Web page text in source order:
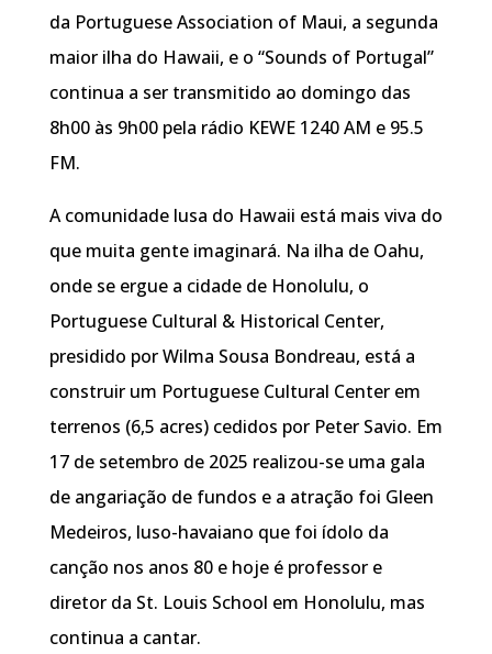
da Portuguese Association of Maui, a segunda
maior ilha do Hawaii, e o “Sounds of Portugal”
continua a ser transmitido ao domingo das
8h00 às 9h00 pela rádio KEWE 1240 AM e 95.5
FM.
A comunidade lusa do Hawaii está mais viva do
que muita gente imaginará. Na ilha de Oahu,
onde se ergue a cidade de Honolulu, o
Portuguese Cultural & Historical Center,
presidido por Wilma Sousa Bondreau, está a
construir um Portuguese Cultural Center em
terrenos (6,5 acres) cedidos por Peter Savio. Em
17 de setembro de 2025 realizou-se uma gala
de angariação de fundos e a atração foi Gleen
Medeiros, luso-havaiano que foi ídolo da
canção nos anos 80 e hoje é professor e
diretor da St. Louis School em Honolulu, mas
continua a cantar.